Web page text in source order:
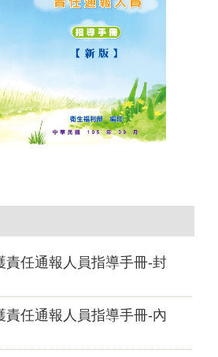
責任通報人員指導手冊-封
責任通報人員指導手冊-內